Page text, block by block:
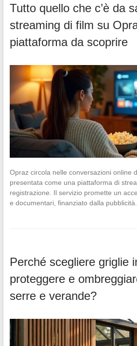
Tutto quello che c’è da
streaming di film su
piattaforma da scoprire
Opraz circola nelle conversazioni online
presentata come una piattaforma di
registrazione. Il servizio promette un
e documentari, finanziato dalla
Perché scegliere griglie
proteggere e
serre e verande?